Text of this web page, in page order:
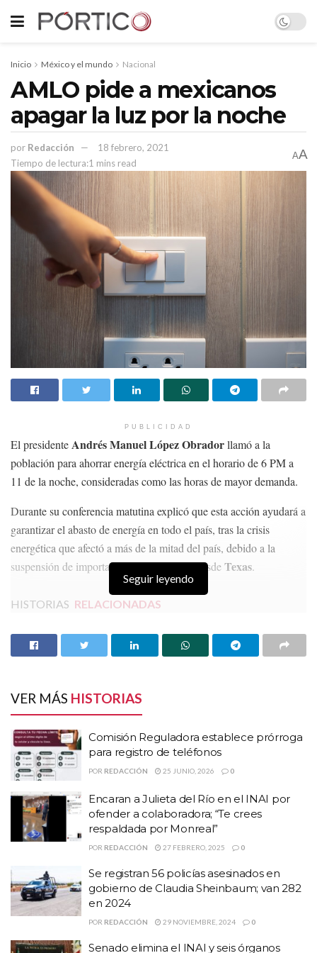
Inicio México y el mundo Nacional
AMLO pide a mexicanos
apagar la luz por la noche
por Redacción
18 febrero, 2021
Tiempo de lectura:1 mins read
AA
PUBLICIDAD
El presidenteAndrés Manuel López Obradorllamó a la
población para ahorrar energía eléctrica en el horario de 6 PM a
11 de la noche, consideradas como las horas de mayor demanda.
Durante su conferencia matutina explicó que esta acción ayudará a
garantizar el abasto de energía en todo el país, tras la crisis
energética que afectó a más de la mitad del país, debido a la
suspensión de importación de gas natural desdeTexas.
HISTORIAS RELACIONADAS
Comisión Reguladora establece prórroga para
registro de teléfonos
colaboradora; “Te crees respaldada por
Monreal”
Se registran 56 policías asesinados en gobierno
de Claudia Sheinbaum; van 282 en 2024
Expresó que no hizo ese llamado en los días del apagón, por la
presión de los grupos opositores y porque no quería causar alarma
entre la población.
“No quise hacer este llamado
desde el principio porque
tenemos la presión del grupo de
traficantes y de todos los que han
Seguir leyendo
VER MÁS HISTORIAS
Comisión Reguladora establece prórroga
para registro de teléfonos
POR REDACCIÓN 25 JUNIO, 2026 0
Encaran a Julieta del Río en el INAI por
ofender a colaboradora; “Te crees
respaldada por Monreal”
POR REDACCIÓN 27 FEBRERO, 2025 0
Se registran 56 policías asesinados en
gobierno de Claudia Sheinbaum; van 282
en 2024
POR REDACCIÓN 29 NOVIEMBRE, 2024 0
Senado elimina el INAI y seis órganos